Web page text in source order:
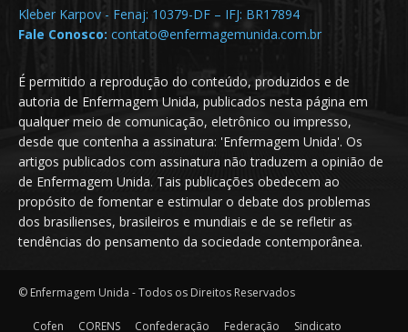
Kleber Karpov - Fenaj: 10379-DF – IFJ: BR17894
Fale Conosco: contato@enfermagemunida.com.br
É permitido a reprodução do conteúdo, produzidos e de
autoria de Enfermagem Unida, publicados nesta página em
qualquer meio de comunicação, eletrônico ou impresso,
desde que contenha a assinatura: 'Enfermagem Unida'. Os
artigos publicados com assinatura não traduzem a opinião de
de Enfermagem Unida. Tais publicações obedecem ao
propósito de fomentar e estimular o debate dos problemas
dos brasilienses, brasileiros e mundiais e de se refletir as
tendências do pensamento da sociedade contemporânea.
© Enfermagem Unida - Todos os Direitos Reservados
Cofen CORENS Confederação Federação Sindicato